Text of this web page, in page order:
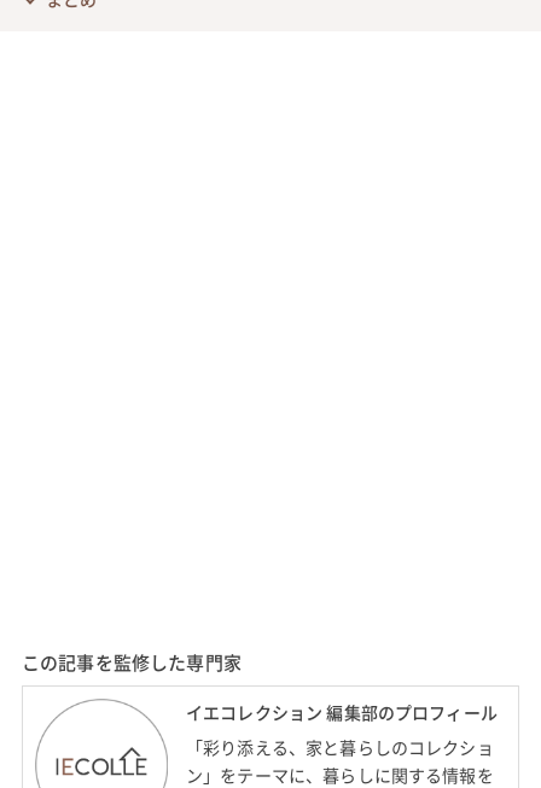
この記事を監修した専門家
イエコレクション 編集部のプロフィール
「彩り添える、家と暮らしのコレクショ
ン」をテーマに、暮らしに関する情報を